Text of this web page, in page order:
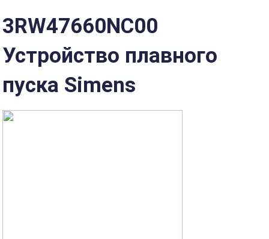
3RW47660NC00
Устройство плавного
пуска Simens